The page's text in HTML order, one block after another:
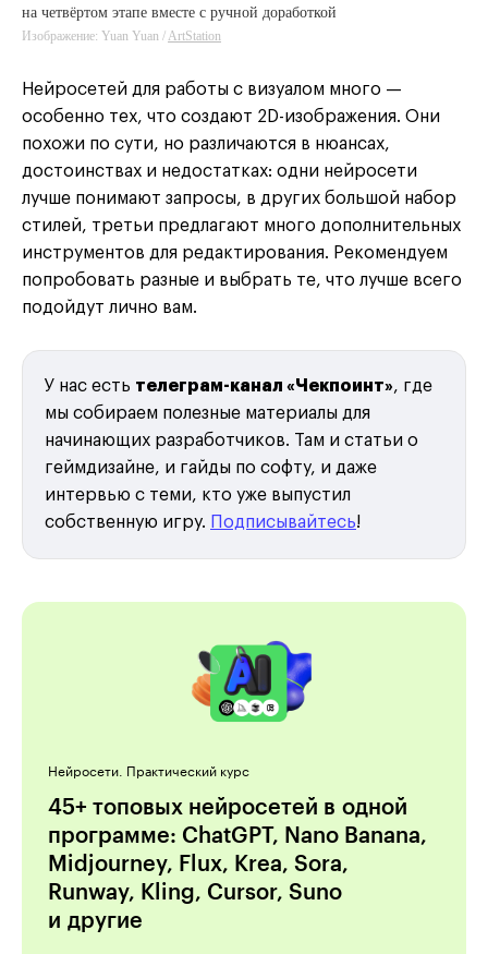
на четвёртом этапе вместе с ручной доработкой
Изображение: Yuan Yuan /ArtStation
Нейросетей для работы с визуалом много —
особенно тех, что создают 2D-изображения. Они
похожи по сути, но различаются в нюансах,
достоинствах и недостатках: одни нейросети
лучше понимают запросы, в других большой набор
стилей, третьи предлагают много дополнительных
инструментов для редактирования. Рекомендуем
попробовать разные и выбрать те, что лучше всего
подойдут лично вам.
У нас есть телеграм-канал «Чекпоинт», где
мы собираем полезные материалы для
начинающих разработчиков. Там и статьи о
геймдизайне, и гайды по софту, и даже
интервью с теми, кто уже выпустил
собственную игру. Подписывайтесь!
Нейросети. Практический курс
45+ топовых нейросетей в одной
программе: ChatGPT, Nano Banana,
Midjourney, Flux, Krea, Sora,
Runway, Kling, Cursor, Suno
и другие